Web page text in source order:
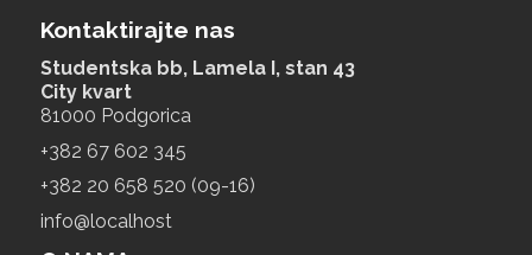
Kontaktirajte nas
Studentska bb, Lamela I, stan 43
City kvart
81000 Podgorica
+‎382 67 602 345
+‎382 20 658 520 (09-16)
info@localhost